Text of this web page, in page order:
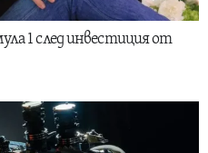
1 след инвестиция от